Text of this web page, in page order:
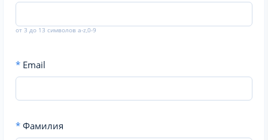
от 3 до 13 символов a-z,0-9
* Email
* Фамилия